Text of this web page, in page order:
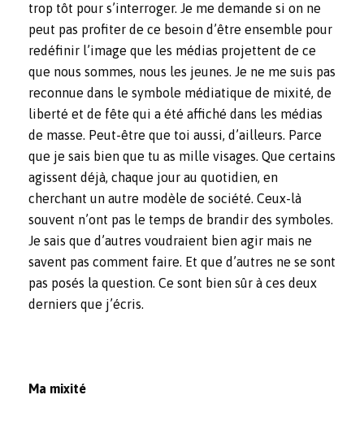
trop tôt pour s’interroger. Je me demande si on ne
peut pas profiter de ce besoin d’être ensemble pour
redéfinir l’image que les médias projettent de ce
que nous sommes, nous les jeunes. Je ne me suis pas
reconnue dans le symbole médiatique de mixité, de
liberté et de fête qui a été affiché dans les médias
de masse. Peut-être que toi aussi, d’ailleurs. Parce
que je sais bien que tu as mille visages. Que certains
agissent déjà, chaque jour au quotidien, en
cherchant un autre modèle de société. Ceux-là
souvent n’ont pas le temps de brandir des symboles.
Je sais que d’autres voudraient bien agir mais ne
savent pas comment faire. Et que d’autres ne se sont
pas posés la question. Ce sont bien sûr à ces deux
derniers que j’écris.
Ma mixité